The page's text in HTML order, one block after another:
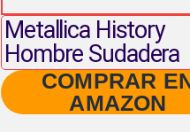
Metallica History
Hombre Sudadera
COMPRAR
AMAZON